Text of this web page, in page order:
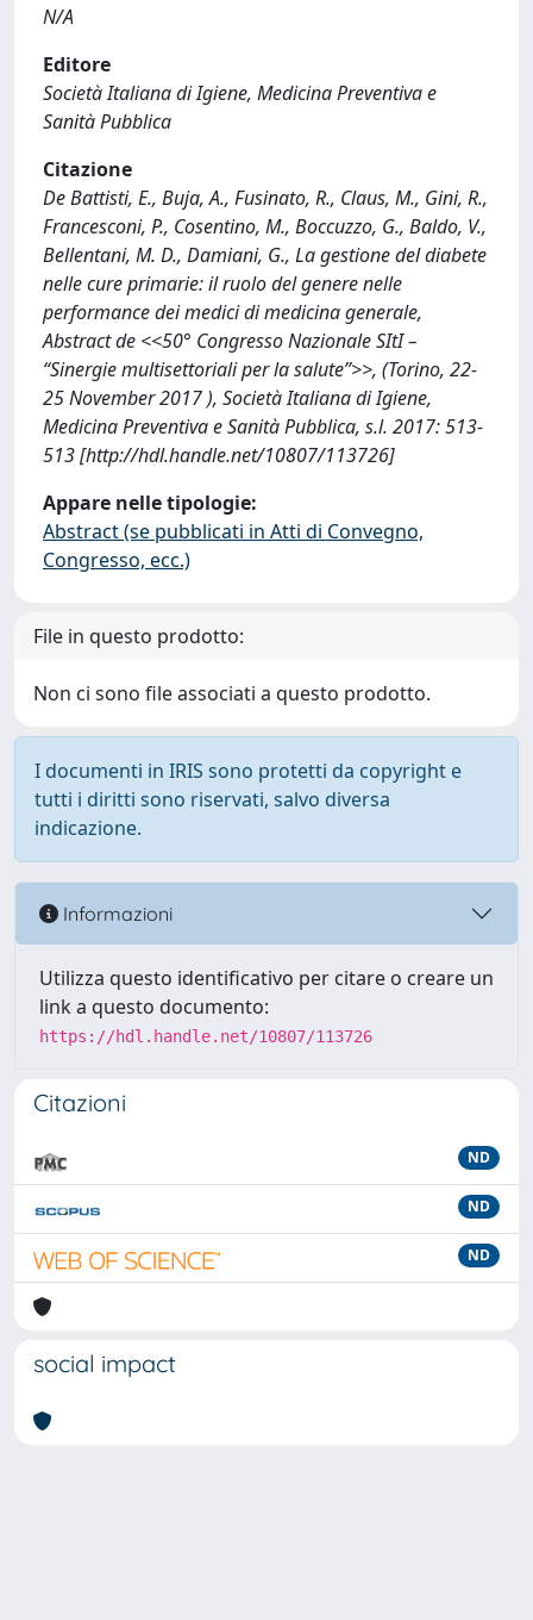
N/A
Editore
Società Italiana di Igiene, Medicina Preventiva e
Sanità Pubblica
Citazione
De Battisti, E., Buja, A., Fusinato, R., Claus, M., Gini, R.,
Francesconi, P., Cosentino, M., Boccuzzo, G., Baldo, V.,
Bellentani, M. D., Damiani, G., La gestione del diabete
nelle cure primarie: il ruolo del genere nelle
performance dei medici di medicina generale,
Abstract de <<50° Congresso Nazionale SItI –
“Sinergie multisettoriali per la salute”>>, (Torino, 22-
25 November 2017 ), Società Italiana di Igiene,
Medicina Preventiva e Sanità Pubblica, s.l. 2017: 513-
513 [http://hdl.handle.net/10807/113726]
Appare nelle tipologie:
Abstract (se pubblicati in Atti di Convegno,
Congresso, ecc.)
File in questo prodotto:
Non ci sono file associati a questo prodotto.
I documenti in IRIS sono protetti da copyright e
tutti i diritti sono riservati, salvo diversa
indicazione.
Informazioni
Utilizza questo identificativo per citare o creare un
link a questo documento:
https://hdl.handle.net/10807/113726
Citazioni
ND
ND
ND
social impact